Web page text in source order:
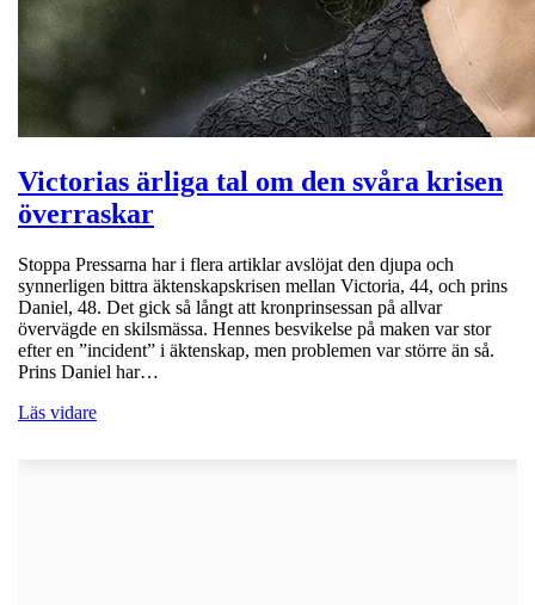
Victorias ärliga tal om den svåra krisen
överraskar
Stoppa Pressarna har i flera artiklar avslöjat den djupa och
synnerligen bittra äktenskapskrisen mellan Victoria, 44, och prins
Daniel, 48. Det gick så långt att kronprinsessan på allvar
övervägde en skilsmässa. Hennes besvikelse på maken var stor
efter en ”incident” i äktenskap, men problemen var större än så.
Prins Daniel har…
Läs vidare